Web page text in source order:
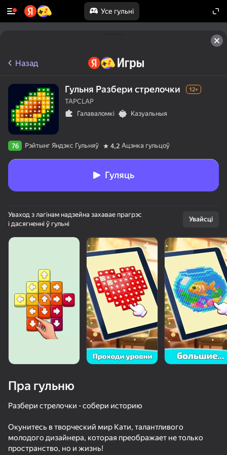
Усе гульні
Котики и Золотишко
Назад
Гульня Разбери стрелочки 12+
TAPCLAP
Галаваломкі
Казуальныя
76 Рэйтынг Яндэкс Гульняў 4,2 Ацэнка гульцоў
Гуляць
Уваход з лагінам надзейна захавае прагрэс
і дасягненні ў гульні
Увайсці
Пра гульню
Разбери стрелочки - собери историю
Окунитесь в творческий мир Кати, талантливого
молодого дизайнера, которая преображает не только
пространство, но и жизнь!